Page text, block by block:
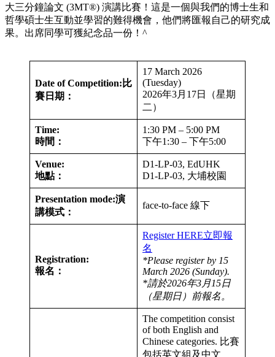
大三分鐘論文 (3MT®) 演講比賽！這是一個與我們的博士生和
哲學碩士生互動並學習的難得機會，他們將匯報自己的研究成
果。出席同學可獲紀念品一份！^
Date of Competition: 比
賽日期：
17 March 2026
(Tuesday)
2026年3月17日（星期
二）
Time:
時間：
1:30 PM – 5:00 PM
下午1:30 – 下午5:00
Venue:
地點：
D1-LP-03, EdUHK
D1-LP-03, 大埔校園
Presentation mode:演
講模式：
face-to-face 線下
Registration:
報名：
Register HERE立即報
名
*Please register by 15
March 2026 (Sunday).
*請於2026年3月15日
（星期日）前報名。
The competition consist
of both English and
Chinese categories. 比賽
包括英文組及中文